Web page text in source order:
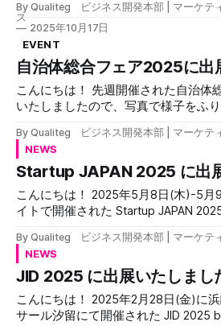
なしていたところ、けっこうすぐに
場へ。 浅草橋は当社からもわりと近いという立地の良さを
甘く見ておりましたが💦、なんとか
た。やっぱり、都心開催は本当にありが
へ急いでいると、おなかが「ぐ～」と鳴り 「そう
朝食まだだったわ」 とおもったところに、なんと私の大好
きなエッセンさん🍞のトラックがあ
Qualitegとして出展してまいりました！ プレスリリー
式会社Qualiteg、CEATEC 2025に出
成サービス「MotionVox®」最新版を
のプレスリリース（2025年10月10日
Qualiteg、CEATEC 2025に出展 ― AI
ビス「MotionVox®」最新版を実体験
Qualiteg CEATEC 2025 出展概要 当社は幕張メッセのホール
６にあるネクストジェネレーション
6H207 にブースを構えました。 「Innovation for All」という
CEATECのテーマにあわせ、今回は、
ービスMotionVoxを中心に当社の革新
を展示させてい
By Qualiteg ビジネス開発本部 | マーケテ
ス
2025年10月17日
EVENT
自治体総合フェア2025に出
こんにちは！ 先週開催された自治体総合フェア2025に出展
いたしましたので、写真で様子をふ
総合フェアは公民連携の総合展示会
18まで東京ビッグサイトにて開催されました
Qualiteg の出展内容 当社からは４名体制でAIアバター動画生
成サービス「MotionVox™」をはじめ
ューション「LLM-Audit™」、企業・
ットサービス「Bestllam🄬」の展示
た。 デモ内容 当日のご紹介内容の一部をご紹介いたします
MotionVox™ MotionVox は、まるで、本物の人間のようなフ
ォトリアリスティックなアバター動
す。 これまでから機能を大幅拡張し
露目いたしました。 MotionVox 2.0
ーチャーを追加いたしました！ * まるで人間！ リアリティ
By Qualiteg ビジネス開発本部 | マーケテ
NEWS
Startup JAPAN 2025 に出
こんにちは！ 2025年5月8日(木)-5月9日(金)に東京ビッグサ
イトで開催された Startup JAPAN
は当社が開発するアバター動画生成
に出展させていただきました！ 展示会について簡単にふり
かえってみたいとおもいます 当社ブース 当社ブースはこん
なかんじです。 今回は、ブースというか、このイーゼルの
ような雰囲気の木枠にポスターをく
By Qualiteg ビジネス開発本部 | マーケテ
NEWS
JID 2025 に出展いたしまし
こんにちは！ 2025年2月28日(金)に浜離宮となりにあるベル
サール汐留にて開催された JID 2025